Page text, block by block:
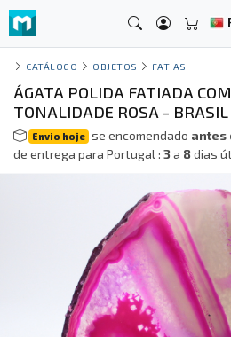
CATÁLOGO OBJETOS FATIAS
ÁGATA POLIDA FATIADA COM
TONALIDADE ROSA - BRASIL
Envio hoje se encomendado antes
de entrega para Portugal : 3a 8dias